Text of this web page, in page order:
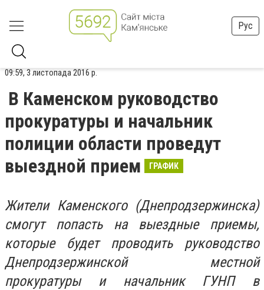
Рус
09:59, 3 листопада 2016 р.
В Каменском руководство
прокуратуры и начальник
полиции области проведут
выездной прием
ГРАФИК
Жители Каменского (Днепродзержинска)
смогут попасть на выездные приемы,
которые будет проводить руководство
Днепродзержинской местной
прокуратуры и начальник ГУНП в